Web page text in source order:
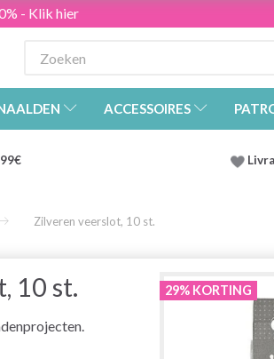
- Klik hier
ACCESSOIRES
Zilveren veerslot, 10 st.
10 st. 29% KORTING